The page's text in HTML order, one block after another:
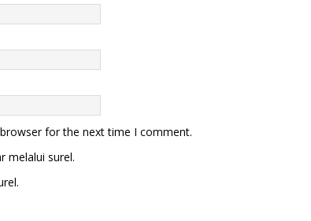
for the next time I comment.
melalui surel.